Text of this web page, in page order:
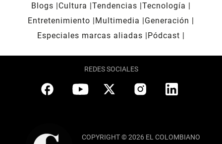
Blogs
Cultura Tendencias Tecnología
Entretenimiento
Multimedia
Generación
Especiales marcas aliadas
Pódcast
REDES SOCIALES
COPYRIGHT © 2026 EL COLOMBIANO